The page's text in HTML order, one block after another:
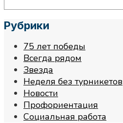
Рубрики
75 лет победы
Всегда рядом
Звезда
Неделя без турникетов
Новости
Профориентация
Социальная работа